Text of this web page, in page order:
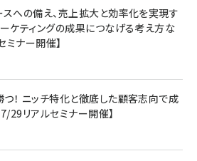
スへの備え、売上拡大と効率化を実現す
ーケティングの成果につなげる考え方な
ミナー開催】
！ ニッチ特化と徹底した顧客志向で成
29リアルセミナー開催】